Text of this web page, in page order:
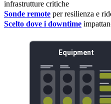
infrastrutture critiche
Sonde remote per resilienza e
Scelto dove i downtime